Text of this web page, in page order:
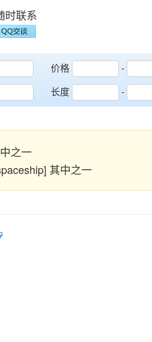
时联系
价格
-
长度
-
之一
其中之一